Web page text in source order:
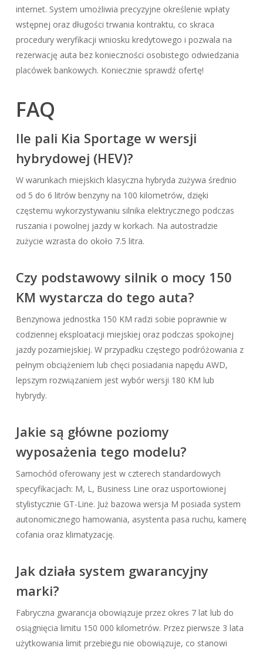
internet. System umożliwia precyzyjne określenie wpłaty
wstępnej oraz długości trwania kontraktu, co skraca
procedury weryfikacji wniosku kredytowego i pozwala na
rezerwację auta bez konieczności osobistego odwiedzania
placówek bankowych. Koniecznie sprawdź ofertę!
FAQ
Ile pali Kia Sportage w wersji
hybrydowej (HEV)?
W warunkach miejskich klasyczna hybryda zużywa średnio
od 5 do 6 litrów benzyny na 100 kilometrów, dzięki
częstemu wykorzystywaniu silnika elektrycznego podczas
ruszania i powolnej jazdy w korkach. Na autostradzie
zużycie wzrasta do około 7.5 litra.
Czy podstawowy silnik o mocy 150
KM wystarcza do tego auta?
Benzynowa jednostka 150 KM radzi sobie poprawnie w
codziennej eksploatacji miejskiej oraz podczas spokojnej
jazdy pozamiejskiej. W przypadku częstego podróżowania z
pełnym obciążeniem lub chęci posiadania napędu AWD,
lepszym rozwiązaniem jest wybór wersji 180 KM lub
hybrydy.
Jakie są główne poziomy
wyposażenia tego modelu?
Samochód oferowany jest w czterech standardowych
specyfikacjach: M, L, Business Line oraz usportowionej
stylistycznie GT-Line. Już bazowa wersja M posiada system
autonomicznego hamowania, asystenta pasa ruchu, kamerę
cofania oraz klimatyzację.
Jak działa system gwarancyjny
marki?
Fabryczna gwarancja obowiązuje przez okres 7 lat lub do
osiągnięcia limitu 150 000 kilometrów. Przez pierwsze 3 lata
użytkowania limit przebiegu nie obowiązuje, co stanowi